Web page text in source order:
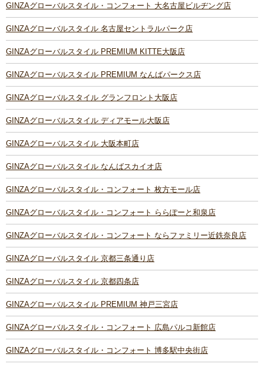
GINZAグローバルスタイル・コンフォート 大名古屋ビルヂング店
GINZAグローバルスタイル 名古屋セントラルパーク店
GINZAグローバルスタイル PREMIUM KITTE大阪店
GINZAグローバルスタイル PREMIUM なんばパークス店
GINZAグローバルスタイル グランフロント大阪店
GINZAグローバルスタイル ディアモール大阪店
GINZAグローバルスタイル 大阪本町店
GINZAグローバルスタイル なんばスカイオ店
GINZAグローバルスタイル・コンフォート 枚方モール店
GINZAグローバルスタイル・コンフォート ららぽーと和泉店
GINZAグローバルスタイル・コンフォート ならファミリー近鉄奈良店
GINZAグローバルスタイル 京都三条通り店
GINZAグローバルスタイル 京都四条店
GINZAグローバルスタイル PREMIUM 神戸三宮店
GINZAグローバルスタイル・コンフォート 広島パルコ新館店
GINZAグローバルスタイル・コンフォート 博多駅中央街店